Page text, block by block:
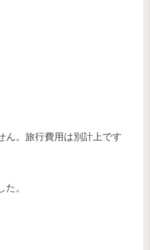
ん。旅行費用は別計上です
。